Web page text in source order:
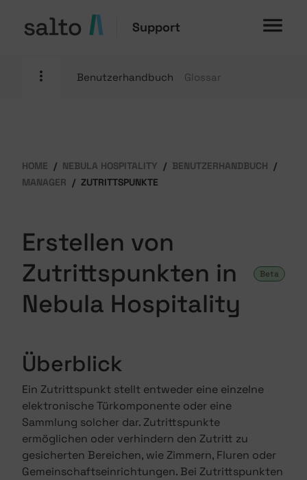
Support
Benutzerhandbuch Glossar
HOME NEBULA HOSPITALITY
BENUTZERHANDBUCH
MANAGER
ZUTRITTSPUNKTE
Erstellen von
Zutrittspunkten in
Nebula Hospitality
Beta
Überblick
Ein Zutrittspunkt stellt entweder eine einzelne
elektronische Türkomponente oder eine
Sammlung solcher dar. Zutrittspunkte
ermöglichen oder verhindern den Zutritt zu
gesicherten Bereichen, wie Zimmern, Fluren oder
Gemeinschaftseinrichtungen. Bei Zutrittspunkten